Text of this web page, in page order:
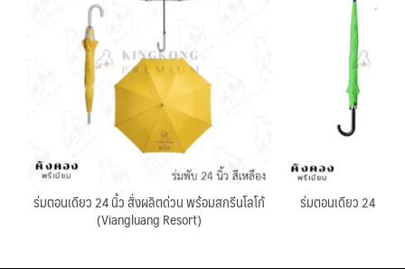
ร่มตอนเดียว 24 นิ้ว สั่งผลิตด่วน พร้อมสกรีนโลโก้
(Viangluang Resort)
ร่มตอนเดียว 24 นิ้วพ